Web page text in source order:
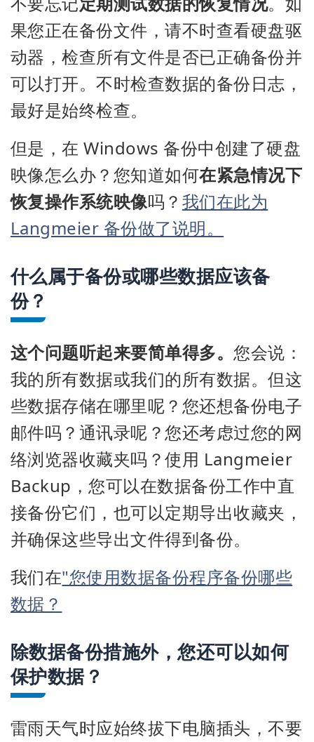
果您正在备份文件，请不时查看硬盘驱
动器，检查所有文件是否已正确备份并
可以打开。不时检查数据的备份日志，
最好是始终检查。
但是，在 Windows 备份中创建了硬盘
映像怎么办？您知道如何在紧急情况下
恢复操作系统映像吗？ 我们在此为
Langmeier 备份做了说明。
什么属于备份或哪些数据应该备
份？
这个问题听起来要简单得多。您会说：
我的所有数据或我们的所有数据。但这
些数据存储在哪里呢？您还想备份电子
邮件吗？通讯录呢？您还考虑过您的网
络浏览器收藏夹吗？使用 Langmeier
Backup，您可以在数据备份工作中直
接备份它们，也可以定期导出收藏夹，
并确保这些导出文件得到备份。
我们在"您使用数据备份程序备份哪些
数据？
除数据备份措施外，您还可以如何
保护数据？
雷雨天气时应始终拔下电脑插头，不要